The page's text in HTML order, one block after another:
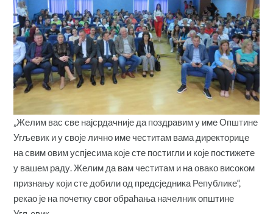
„Желим вас све најсрдачније да поздравим у име Општине
Угљевик и у своје лично име честитам вама директорице
на свим овим успјесима које сте постигли и које постижете
у вашем раду. Желим да вам честитам и на овако високом
признању који сте добили од предсједника Републике“,
рекао је на почетку свог обраћања начелник општине